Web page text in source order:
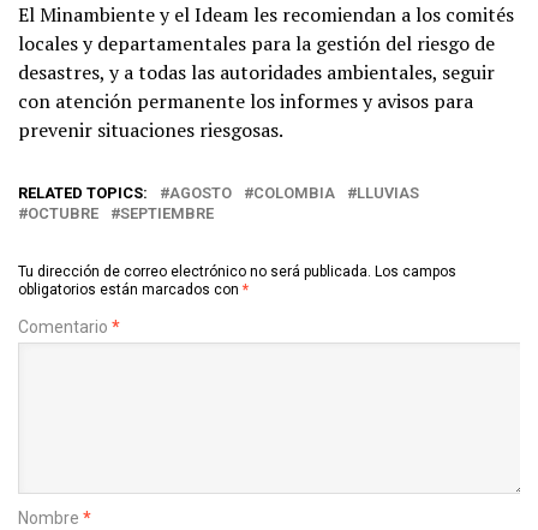
El Minambiente y el Ideam les recomiendan a los comités
locales y departamentales para la gestión del riesgo de
desastres, y a todas las autoridades ambientales, seguir
con atención permanente los informes y avisos para
prevenir situaciones riesgosas.
RELATED TOPICS: AGOSTO COLOMBIA
LLUVIAS
OCTUBRE
SEPTIEMBRE
Tu dirección de correo electrónico no será publicada. Los campos
obligatorios están marcados con *
Comentario *
Nombre *